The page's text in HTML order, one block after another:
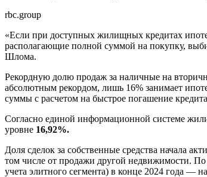
rbc.group
«Если при доступных жилищных кредитах
располагающие полной суммой на покупку,
Шлома.
Рекордную долю продаж за наличные на
абсолютным рекордом, лишь 16% занимает
суммы с расчетом на быстрое погашение
Согласно единой информационной системе
уровне 16,92%.
Доля сделок за собственные средства начала
том числе от продажи другой недвижимости.
учета элитного сегмента) в конце 2024 года —